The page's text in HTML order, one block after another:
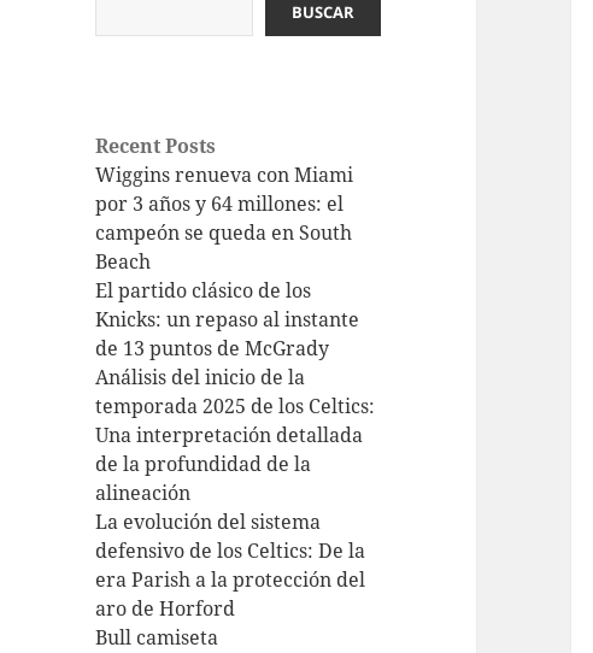
BUSCAR
Recent Posts
Wiggins renueva con Miami
por 3 años y 64 millones: el
campeón se queda en South
Beach
El partido clásico de los
Knicks: un repaso al instante
de 13 puntos de McGrady
Análisis del inicio de la
temporada 2025 de los Celtics:
Una interpretación detallada
de la profundidad de la
alineación
La evolución del sistema
defensivo de los Celtics: De la
era Parish a la protección del
aro de Horford
Bull camiseta